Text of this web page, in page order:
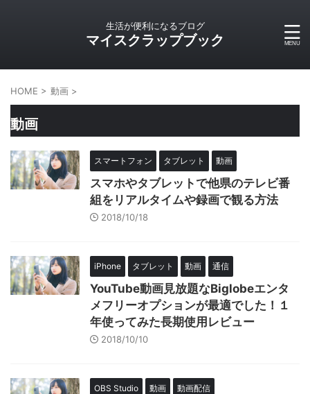
生活が便利になるブログ
マイスクラップブック
HOME > 動画 >
動画
スマートフォン タブレット 動画
スマホやタブレットで他県のテレビ番
組をリアルタイムや録画で観る方法
2018/10/18
iPhone タブレット 動画 通信
YouTube動画見放題なBiglobeエンタ
メフリーオプションが最適でした！１
年使ってみた長期使用レビュー
2018/10/10
OBS Studio 動画 動画配信